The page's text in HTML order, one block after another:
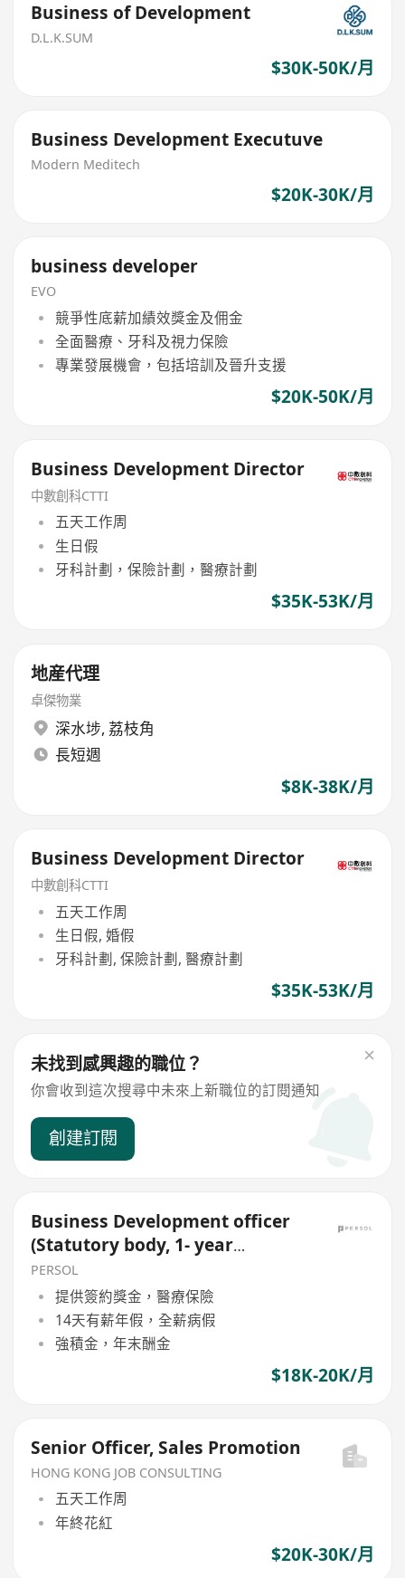
Business of Development
D.L.K.SUM
$30K-50K/月
Business Development Executuve
Modern Meditech
$20K-30K/月
business developer
EVO
競爭性底薪加績效獎金及佣金
全面醫療、牙科及視力保險
專業發展機會，包括培訓及晉升支援
$20K-50K/月
Business Development Director
中數創科CTTI
五天工作周
生日假
牙科計劃，保險計劃，醫療計劃
$35K-53K/月
地産代理
卓傑物業
深水埗, 荔枝角
長短週
$8K-38K/月
Business Development Director
中數創科CTTI
五天工作周
生日假, 婚假
牙科計劃, 保險計劃, 醫療計劃
$35K-53K/月
未找到感興趣的職位？
你會收到這次搜尋中未來上新職位的訂閱通知
創建訂閱
Business Development officer
(Statutory body, 1- year
renewable contract)
PERSOL
提供簽約獎金，醫療保險
14天有薪年假，全薪病假
強積金，年末酬金
$18K-20K/月
Senior Officer, Sales Promotion
HONG KONG JOB CONSULTING
五天工作周
年終花紅
$20K-30K/月